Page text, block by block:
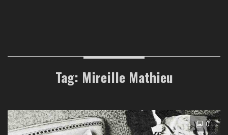
Tag: Mireille Mathieu
0